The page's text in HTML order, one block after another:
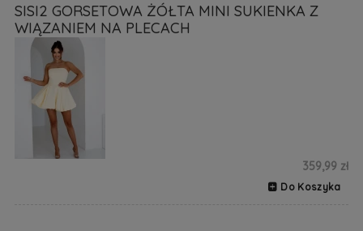
SISI2 GORSETOWA ŻÓŁTA MINI SUKIENKA Z
WIĄZANIEM NA PLECACH
359,99 zł
Do Koszyka